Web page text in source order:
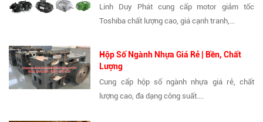
Linh Duy Phát cung cấp motor giảm tốc
Toshiba chất lượng cao, giá cạnh tranh,...
Hộp Số Ngành Nhựa Giá Rẻ | Bền, Chất
Lượng
Cung cấp hộp số ngành nhựa giá rẻ, chất
lượng cao, đa dạng công suất....